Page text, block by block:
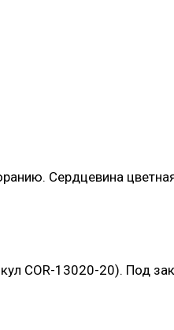
Сердцевина
COR-13020-20). Под